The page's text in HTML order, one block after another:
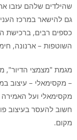
שהילדים שלהם עזבו
גם להישאר במרכז
השוטפות – ארנונה,
מגמת "מצמצי הדיור",
– מקסימאלי – עיצוב
מקסימאלי ועל
חשוב להעסר בעיצוב
מקום.